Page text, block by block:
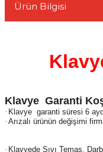
Ürün Bilgisi
Klavye Garanti
· Klavye garanti süresi 6
· Arızalı ürünün değişimi
· Klavyede Sıvı Temas,